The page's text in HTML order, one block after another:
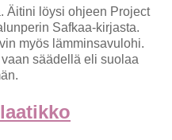
Äitini löysi ohjeen Project
Safkaa-kirjasta.
myös lämminsavulohi.
säädellä eli suolaa